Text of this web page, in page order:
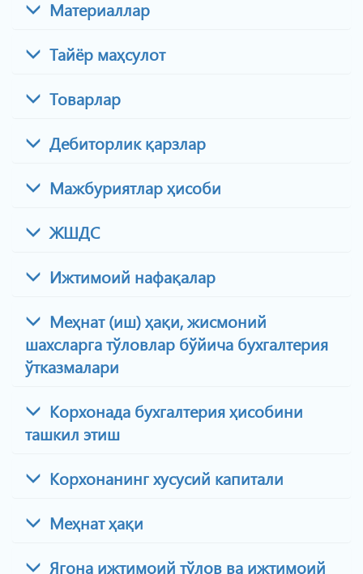
Материаллар
Тайёр маҳсулот
Товарлар
Дебиторлик қарзлар
Мажбуриятлар ҳисоби
ЖШДС
Ижтимоий нафақалар
Меҳнат (иш) ҳақи, жисмоний
шахсларга тўловлар бўйича бухгалтерия
ўтказмалари
Корхонада бухгалтерия ҳисобини
ташкил этиш
Корхонанинг хусусий капитали
Меҳнат ҳақи
Ягона ижтимоий тўлов ва ижтимоий